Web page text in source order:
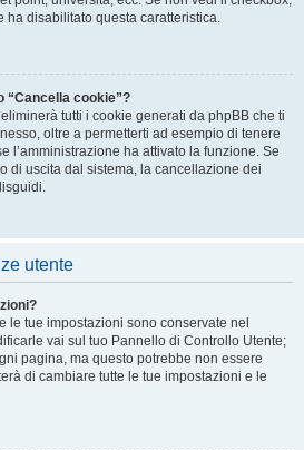
ha disabilitato questa caratteristica.
“Cancella cookie”?
tutti i cookie generati da phpBB che ti
oltre a permetterti ad esempio di tenere
l’amministrazione ha attivato la funzione. Se
di uscita dal sistema, la cancellazione dei
utente
le tue impostazioni sono conservate nel
vai sul tuo Pannello di Controllo Utente;
pagina, ma questo potrebbe non essere
di cambiare tutte le tue impostazioni e le